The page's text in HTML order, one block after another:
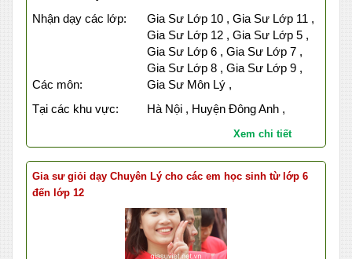
Nhận dạy các lớp:
Gia Sư Lớp 10 , Gia Sư Lớp 11 ,
Gia Sư Lớp 12 , Gia Sư Lớp 5 ,
Gia Sư Lớp 6 , Gia Sư Lớp 7 ,
Gia Sư Lớp 8 , Gia Sư Lớp 9 ,
Các môn:
Gia Sư Môn Lý ,
Tại các khu vực:
Hà Nội , Huyện Đông Anh ,
Xem chi tiết
Gia sư giỏi dạy Chuyên Lý cho các em học sinh từ lớp 6
đến lớp 12